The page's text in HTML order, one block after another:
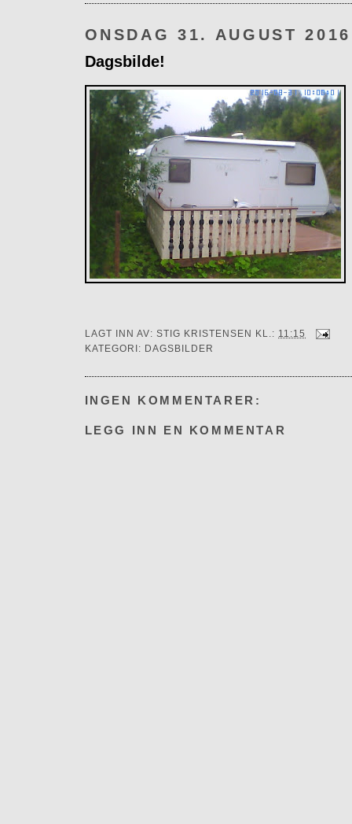
ONSDAG 31. AUGUST 2016
Dagsbilde!
LAGT INN AV: STIG KRISTENSEN KL.: 11:15
KATEGORI: DAGSBILDER
INGEN KOMMENTARER:
LEGG INN EN KOMMENTAR